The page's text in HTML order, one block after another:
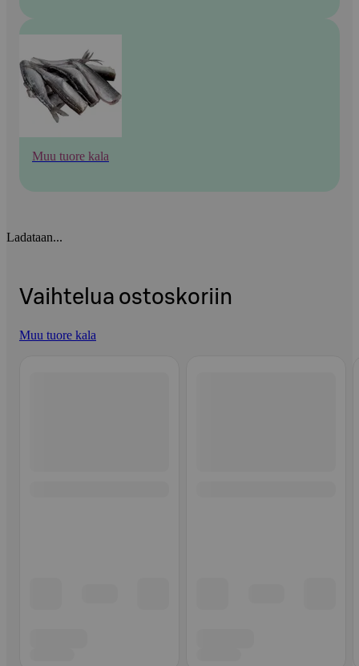
Muu tuore kala
Ladataan...
Vaihtelua ostoskoriin
Muu tuore kala